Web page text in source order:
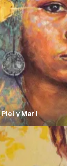
Piel y Mar I